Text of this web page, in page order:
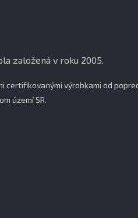
založená v roku 2005.
certifikovanými výrobkami od
území SR.